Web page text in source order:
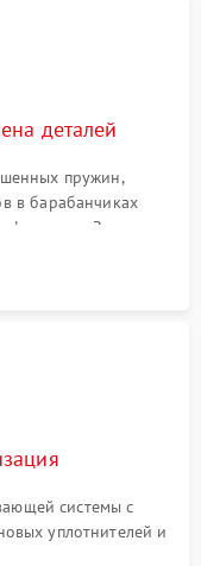
деталей
пружин,
в барабанчиках
Замена
восстановление
системы с
уплотнителей и
корпуса